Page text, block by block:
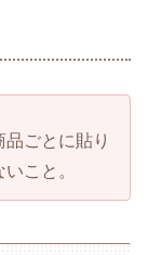
ごとに貼り
こと。